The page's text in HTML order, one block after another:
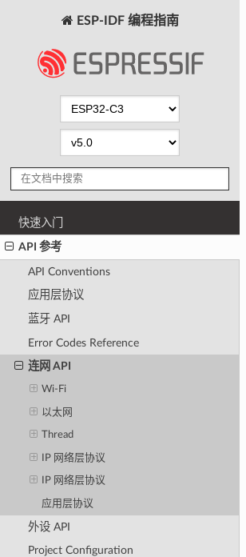
ESP-IDF 编程指南
快速入门
API 参考
API Conventions
应用层协议
蓝牙 API
Error Codes Reference
连网 API
Wi-Fi
以太网
Thread
IP 网络层协议
IP 网络层协议
应用层协议
外设 API
Project Configuration